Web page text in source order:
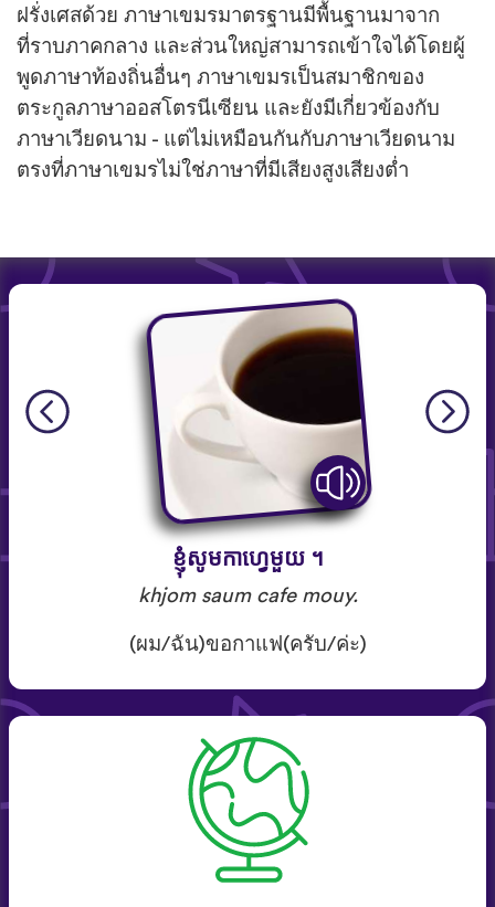
ฝรั่งเศสด้วย ภาษาเขมรมาตรฐานมีพื้นฐานมาจาก
ที่ราบภาคกลาง และส่วนใหญ่สามารถเข้าใจได้โดยผู้
พูดภาษาท้องถิ่นอื่นๆ ภาษาเขมรเป็นสมาชิกของ
ตระกูลภาษาออสโตรนีเซียน และยังมีเกี่ยวข้องกับ
ภาษาเวียดนาม - แต่ไม่เหมือนกันกับภาษาเวียดนาม
ตรงที่ภาษาเขมรไม่ใช่ภาษาที่มีเสียงสูงเสียงต่ำ
ខ្ញុំ​សូម​កាហ្វេ​មួយ ។
khjom saum cafe mouy.
(ผม/ฉัน)ขอกาแฟ(ครับ/ค่ะ)